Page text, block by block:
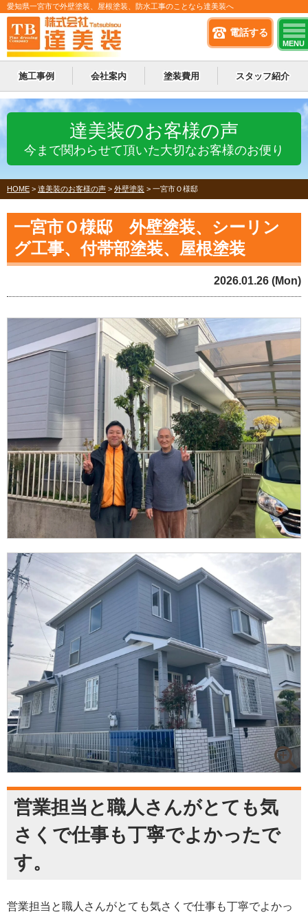
電話する
MENU
愛知県一宮市で外壁塗装、屋根塗装、防水工事のことなら達美装へ
施工事例 会社案内 塗装費用 スタッフ紹介
達美装のお客様の声
今まで関わらせて頂いた大切なお客様のお便り
HOME > 達美装のお客様の声 > 外壁塗装 > 一宮市Ｏ様邸
一宮市Ｏ様邸 外壁塗装、シーリン
グ工事、付帯部塗装、屋根塗装
2026.01.26 (Mon)
営業担当と職人さんがとても気
さくで仕事も丁寧でよかったで
す。
営業担当と職人さんがとても気さくで仕事も丁寧でよかっ